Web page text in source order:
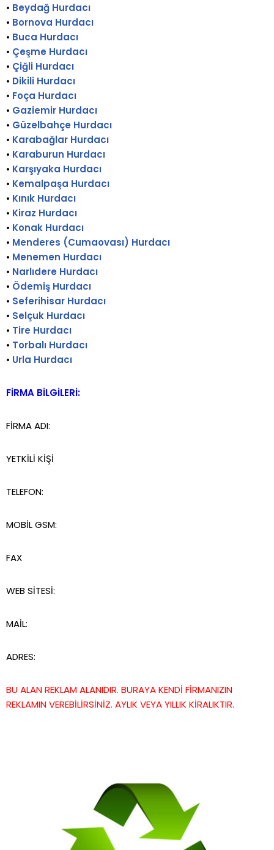
• Beydağ Hurdacı
• Bornova Hurdacı
• Buca Hurdacı
• Çeşme Hurdacı
• Çiğli Hurdacı
• Dikili Hurdacı
• Foça Hurdacı
• Gaziemir Hurdacı
• Güzelbahçe Hurdacı
• Karabağlar Hurdacı
• Karaburun Hurdacı
• Karşıyaka Hurdacı
• Kemalpaşa Hurdacı
• Kınık Hurdacı
• Kiraz Hurdacı
• Konak Hurdacı
• Menderes (Cumaovası) Hurdacı
• Menemen Hurdacı
• Narlıdere Hurdacı
• Ödemiş Hurdacı
• Seferihisar Hurdacı
• Selçuk Hurdacı
• Tire Hurdacı
• Torbalı Hurdacı
• Urla Hurdacı
FİRMA BİLGİLERİ:
FİRMA ADI:
YETKİLİ KİŞİ
TELEFON:
MOBİL GSM:
FAX
WEB SİTESİ:
MAİL:
ADRES:
BU ALAN REKLAM ALANIDIR. BURAYA KENDİ FİRMANIZIN
REKLAMIN VEREBİLİRSİNİZ. AYLIK VEYA YILLIK KİRALIKTIR.